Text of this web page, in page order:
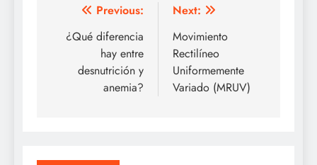
Navegación
de
entradas
Previous:
¿Qué diferencia
hay entre
desnutrición y
anemia?
Next:
Movimiento
Rectilíneo
Uniformemente
Variado (MRUV)